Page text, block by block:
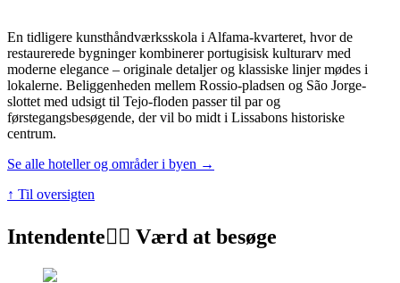
En tidligere kunsthåndværksskola i Alfama-kvarteret, hvor de
restaurerede bygninger kombinerer portugisisk kulturarv med
moderne elegance – originale detaljer og klassiske linjer mødes i
lokalerne. Beliggenheden mellem Rossio-pladsen og São Jorge-
slottet med udsigt til Tejo-floden passer til par og
førstegangsbesøgende, der vil bo midt i Lissabons historiske
centrum.
Se alle hoteller og områder i byen →
↑ Til oversigten
Intendente👍🏼 Værd at besøge